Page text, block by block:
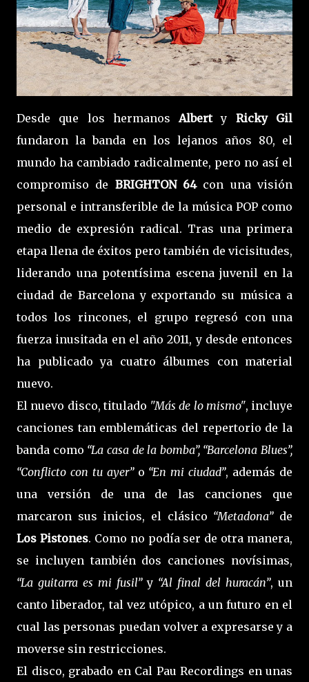
Desde que los hermanosAlberty Ricky Gil
fundaron la banda en los lejanos años 80, el
mundo ha cambiado radicalmente, pero no así el
compromiso de BRIGHTON 64con una visión
personal e intransferible de la música POP como
medio de expresión radical. Tras una primera
etapa llena de éxitos pero también de vicisitudes,
liderando una potentísima escena juvenil en la
ciudad de Barcelona y exportando su música a
todos los rincones, el grupo regresó con una
fuerza inusitada en el año 2011, y desde entonces
ha publicado ya cuatro álbumes con material
nuevo.
El nuevo disco, titulado "Más de lo mismo", incluye
canciones tan emblemáticas del repertorio de la
banda como “La casa de la bomba”, “Barcelona Blues”,
“Conflicto con tu ayer” o “En mi ciudad”, además de
una versión de una de las canciones que
marcaron sus inicios, el clásico “Metadona” de
Los Pistones. Como no podía ser de otra manera,
se incluyen también dos canciones novísimas,
“La guitarra es mi fusil”y “Al final del huracán”, un
canto liberador, tal vez utópico, a un futuro en el
cual las personas puedan volver a expresarse y a
moverse sin restricciones.
El disco, grabado en Cal Pau Recordings en unas